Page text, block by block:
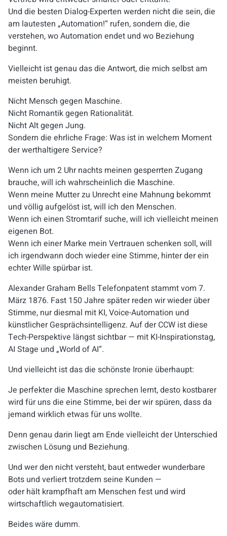
Und die besten Dialog-Experten werden nicht die sein, die
am lautesten „Automation!“ rufen, sondern die, die
verstehen, wo Automation endet und wo Beziehung
beginnt.
Vielleicht ist genau das die Antwort, die mich selbst am
meisten beruhigt.
Nicht Mensch gegen Maschine.
Nicht Romantik gegen Rationalität.
Nicht Alt gegen Jung.
Sondern die ehrliche Frage: Was ist in welchem Moment
der werthaltigere Service?
Wenn ich um 2 Uhr nachts meinen gesperrten Zugang
brauche, will ich wahrscheinlich die Maschine.
Wenn meine Mutter zu Unrecht eine Mahnung bekommt
und völlig aufgelöst ist, will ich den Menschen.
Wenn ich einen Stromtarif suche, will ich vielleicht meinen
eigenen Bot.
Wenn ich einer Marke mein Vertrauen schenken soll, will
ich irgendwann doch wieder eine Stimme, hinter der ein
echter Wille spürbar ist.
Alexander Graham Bells Telefonpatent stammt vom 7.
März 1876. Fast 150 Jahre später reden wir wieder über
Stimme, nur diesmal mit KI, Voice-Automation und
künstlicher Gesprächsintelligenz. Auf der CCW ist diese
Tech-Perspektive längst sichtbar — mit KI-Inspirationstag,
AI Stage und „World of AI“.
Und vielleicht ist das die schönste Ironie überhaupt:
Je perfekter die Maschine sprechen lernt, desto kostbarer
wird für uns die eine Stimme, bei der wir spüren, dass da
jemand wirklich etwas für uns wollte.
Denn genau darin liegt am Ende vielleicht der Unterschied
zwischen Lösung und Beziehung.
Und wer den nicht versteht, baut entweder wunderbare
Bots und verliert trotzdem seine Kunden —
oder hält krampfhaft am Menschen fest und wird
wirtschaftlich wegautomatisiert.
Beides wäre dumm.